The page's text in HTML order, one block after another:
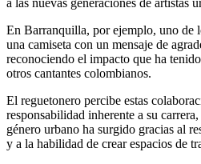
a las nuevas generaciones de artistas
En Barranquilla, por ejemplo, uno de
una camiseta con un mensaje de
reconociendo el impacto que ha
otros cantantes colombianos.
El reguetonero percibe estas
responsabilidad inherente a su
género urbano ha surgido gracias al
y a la habilidad de crear espacios de